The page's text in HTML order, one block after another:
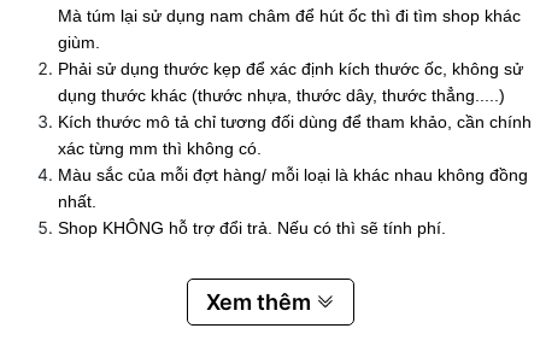
Mà túm lại sử dụng nam châm để hút ốc thì đi tìm shop khác
giùm.
Phải sử dụng thước kẹp để xác định kích thước ốc, không sử
dụng thước khác (thước nhựa, thước dây, thước thẳng.....)
Kích thước mô tả chỉ tương đối dùng để tham khảo, cần chính
xác từng mm thì không có.
Màu sắc của mỗi đợt hàng/ mỗi loại là khác nhau không đồng
nhất.
Shop KHÔNG hỗ trợ đổi trả. Nếu có thì sẽ tính phí.
Xem thêm